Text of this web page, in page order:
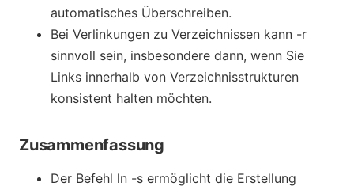
automatisches Überschreiben.
Bei Verlinkungen zu Verzeichnissen kann -r
sinnvoll sein, insbesondere dann, wenn Sie
Links innerhalb von Verzeichnisstrukturen
konsistent halten möchten.
Zusammenfassung
Der Befehl ln -s ermöglicht die Erstellung